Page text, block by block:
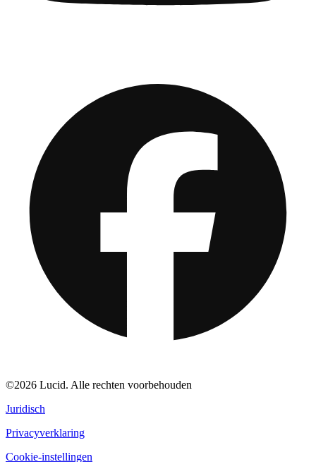
©2026 Lucid. Alle rechten voorbehouden
Juridisch
Privacyverklaring
Cookie-instellingen